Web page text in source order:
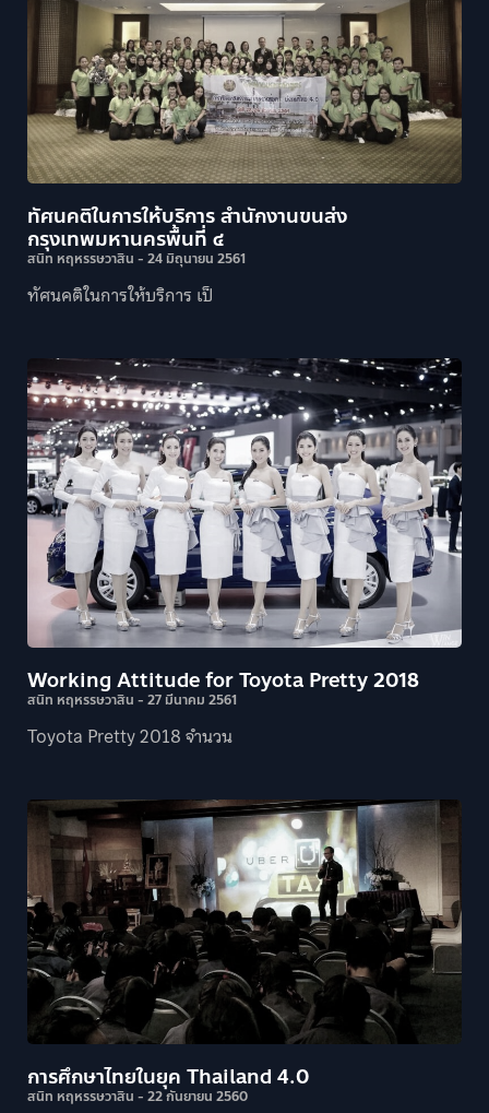
ทัศนคติในการให้บริการ สำนักงานขนส่ง
กรุงเทพมหานครพื้นที่ ๔
สนิท หฤหรรษวาสิน 24 มิถุนายน 2561
ทัศนคติในการให้บริการ เป็
Working Attitude for Toyota Pretty 2018
สนิท หฤหรรษวาสิน 27 มีนาคม 2561
Toyota Pretty 2018 จำนวน
การศึกษาไทยในยุค Thailand 4.0
สนิท หฤหรรษวาสิน 22 กันยายน 2560